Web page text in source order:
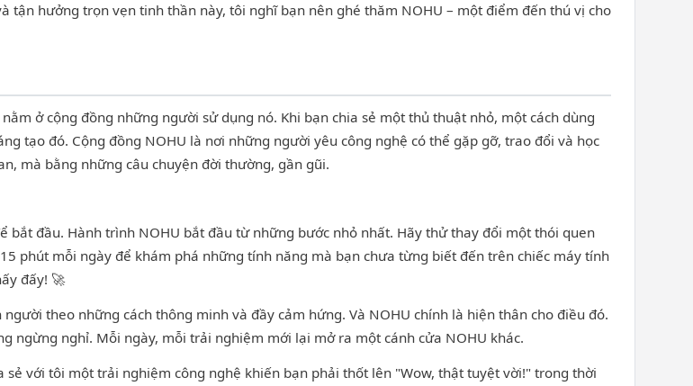
hưởng trọn vẹn tinh thần này, tôi nghĩ bạn nên ghé thăm NOHU – một điểm đến thú vị cho
ở cộng đồng những người sử dụng nó. Khi bạn chia sẻ một thủ thuật nhỏ, một cách dùng
tạo đó. Cộng đồng NOHU là nơi những người yêu công nghệ có thể gặp gỡ, trao đổi và học
mà bằng những câu chuyện đời thường, gần gũi.
đầu. Hành trình NOHU bắt đầu từ những bước nhỏ nhất. Hãy thử thay đổi một thói quen
phút mỗi ngày để khám phá những tính năng mà bạn chưa từng biết đến trên chiếc máy tính
đấy! 🚀
theo những cách thông minh và đầy cảm hứng. Và NOHU chính là hiện thân cho điều đó.
ngừng nghỉ. Mỗi ngày, mỗi trải nghiệm mới lại mở ra một cánh cửa NOHU khác.
với tôi một trải nghiệm công nghệ khiến bạn phải thốt lên "Wow, thật tuyệt vời!" trong thời